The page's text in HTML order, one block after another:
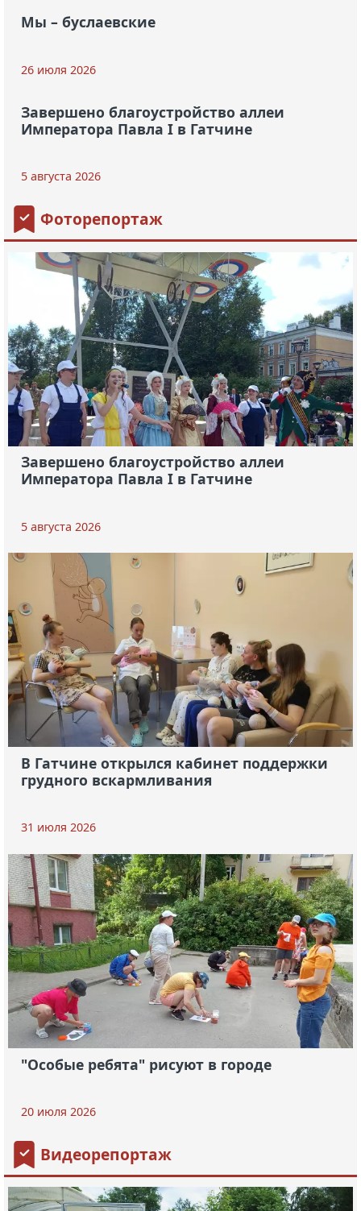
Мы – буслаевские
26 июля 2026
Завершено благоустройство аллеи
Императора Павла I в Гатчине
5 августа 2026
Фоторепортаж
Завершено благоустройство аллеи
Императора Павла I в Гатчине
5 августа 2026
В Гатчине открылся кабинет поддержки
грудного вскармливания
31 июля 2026
"Особые ребята" рисуют в городе
20 июля 2026
Видеорепортаж